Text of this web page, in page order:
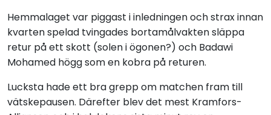
Hemmalaget var piggast i inledningen och strax innan
kvarten spelad tvingades bortamålvakten släppa
retur på ett skott (solen i ögonen?) och Badawi
Mohamed högg som en kobra på returen.
Lucksta hade ett bra grepp om matchen fram till
vätskepausen. Därefter blev det mest Kramfors-